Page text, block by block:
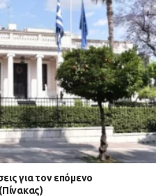
για τον επόμενο